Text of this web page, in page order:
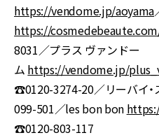
https://vendome.jp/aoyama
https://
8031／プラス ヴァンドー
ム https://vendome.jp/
☎︎0120-3274-20／リーバイ
099-501／les bon bon
☎︎0120-803-117